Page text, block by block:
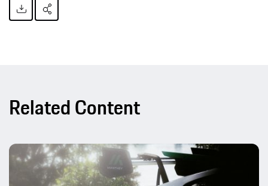
Related Content